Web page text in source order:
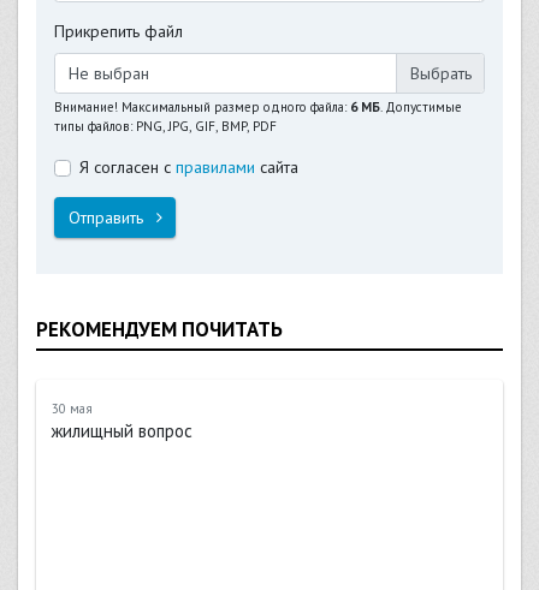
Прикрепить файл
Не выбран
Внимание! Максимальный размер одного файла: 6 МБ. Допустимые
типы файлов: PNG, JPG, GIF, BMP, PDF
Я согласен с правилами сайта
Отправить
РЕКОМЕНДУЕМ ПОЧИТАТЬ
30 мая
жилищный вопрос